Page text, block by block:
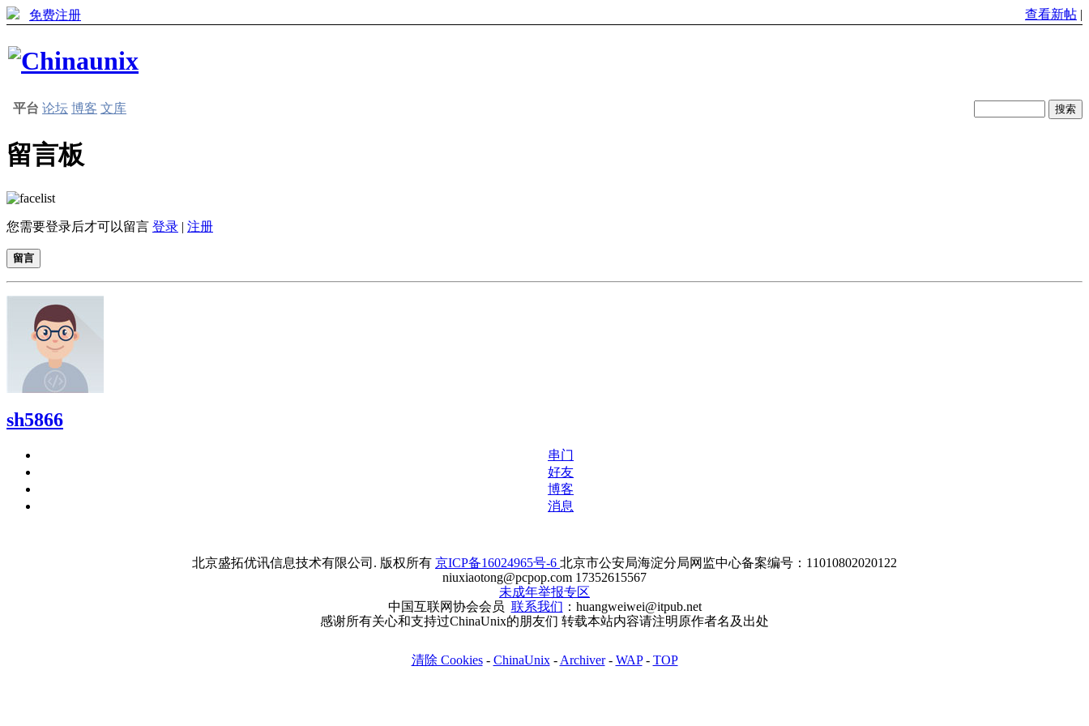
免费注册 查看新帖 |
平台 论坛 博客 文库
留言板
您需要登录后才可以留言 登录 | 注册
留言
sh5866
串门
好友
博客
消息
北京盛拓优讯信息技术有限公司. 版权所有 京ICP备16024965号-6 北京市公安局海淀分局网监中心备案编号：11010802020122
niuxiaotong@pcpop.com 17352615567
未成年举报专区
中国互联网协会会员 联系我们 ：huangweiwei@itpub.net
感谢所有关心和支持过ChinaUnix的朋友们 转载本站内容请注明原作者名及出处
清除 Cookies- ChinaUnix- Archiver- WAP- TOP